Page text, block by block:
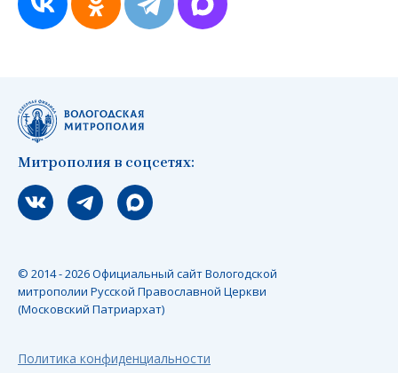
Митрополия в соцсетях:
Мы вконтакте
Мы в telegram
Мы в Макс
© 2014 - 2026 Официальный сайт Вологодской
митрополии Русской Православной Церкви
(Московский Патриархат)
Политика конфиденциальности